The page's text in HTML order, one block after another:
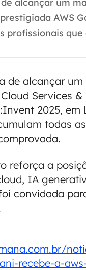
AWS
profissionais
de alcançar
Services
2025, em
todas
reforça a
IA
convidada
recebe-a-